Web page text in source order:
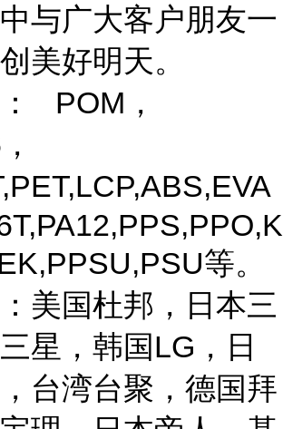
与广大客户朋友一
美好明天。
POM，
等。
美国杜邦，日本三
星，韩国LG，日
台湾台聚，德国拜